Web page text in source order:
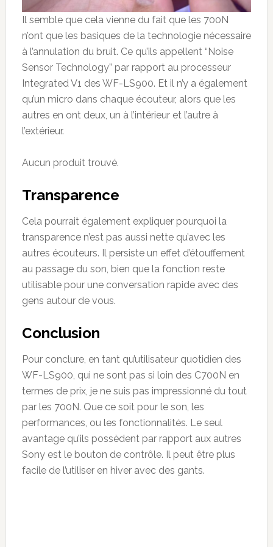
Il semble que cela vienne du fait que les 700N
n’ont que les basiques de la technologie nécessaire
à l’annulation du bruit. Ce qu’ils appellent “Noise
Sensor Technology” par rapport au processeur
Integrated V1 des WF-LS900. Et il n’y a également
qu’un micro dans chaque écouteur, alors que les
autres en ont deux, un à l’intérieur et l’autre à
l’extérieur.
Aucun produit trouvé.
Transparence
Cela pourrait également expliquer pourquoi la
transparence n’est pas aussi nette qu’avec les
autres écouteurs. Il persiste un effet d’étouffement
au passage du son, bien que la fonction reste
utilisable pour une conversation rapide avec des
gens autour de vous.
Conclusion
Pour conclure, en tant qu’utilisateur quotidien des
WF-LS900, qui ne sont pas si loin des C700N en
termes de prix, je ne suis pas impressionné du tout
par les 700N. Que ce soit pour le son, les
performances, ou les fonctionnalités. Le seul
avantage qu’ils possèdent par rapport aux autres
Sony est le bouton de contrôle. Il peut être plus
facile de l’utiliser en hiver avec des gants.